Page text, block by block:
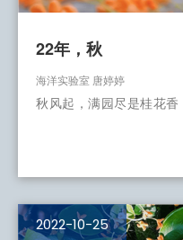
22年，秋
海洋实验室 唐婷婷
秋风起，满园尽是桂花香
2022-10-25